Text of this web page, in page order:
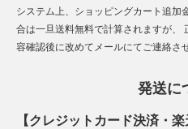
システム上、ショッピングカート追加
合は一旦送料無料で計算されますが、
容確認後に改めてメールにてご連絡さ
発送に
【クレジットカード決済・